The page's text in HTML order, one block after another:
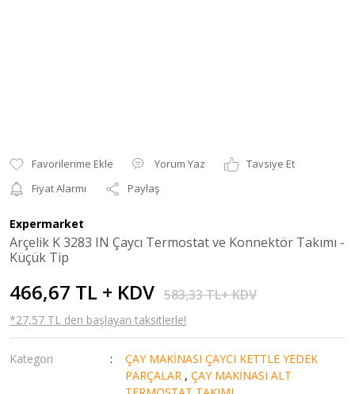
Yorum Yaz
Tavsiye Et
Fiyat Alarmı
Paylaş
Expermarket
Arçelik K 3283 IN Çaycı Termostat ve Konnektör Takımı -
Küçük Tip
466,67 TL + KDV 583,33 TL+ KDV
*27,57 TL den başlayan taksitlerle!
Kategori
ÇAY MAKİNASI ÇAYCI KETTLE YEDEK
PARÇALAR ,ÇAY MAKİNASI ALT